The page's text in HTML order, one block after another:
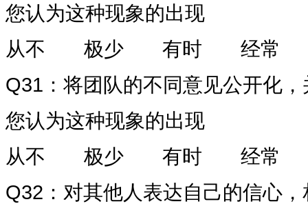
您认为这种现象的出现
从不
极少 有时
经常
Q31 ：将团队的不同意见公开化
您认为这种现象的出现
从不
极少 有时
经常
Q32 ：对其他人表达自己的信心